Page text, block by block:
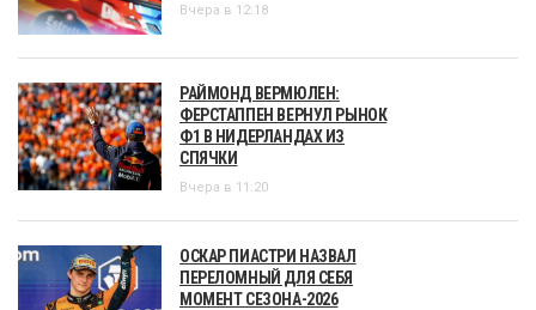
Вчера в 12:18
РАЙМОНД ВЕРМЮЛЕН:
ФЕРСТАППЕН ВЕРНУЛ РЫНОК
Ф1 В НИДЕРЛАНДАХ ИЗ
СПЯЧКИ
Вчера в 11:20
ОСКАР ПИАСТРИ НАЗВАЛ
ПЕРЕЛОМНЫЙ ДЛЯ СЕБЯ
МОМЕНТ СЕЗОНА-2026